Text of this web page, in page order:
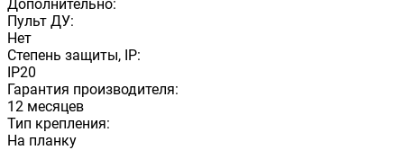
Дополнительно:
Пульт ДУ:
Нет
Степень защиты, IP:
IP20
Гарантия производителя:
12 месяцев
Тип крепления:
На планку